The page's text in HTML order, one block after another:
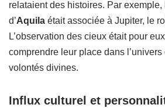
relataient des histoires. Par
d’Aquila était associée à Jupiter, le
L’observation des cieux était pour
comprendre leur place dans l’univers
volontés divines.
Influx culturel et